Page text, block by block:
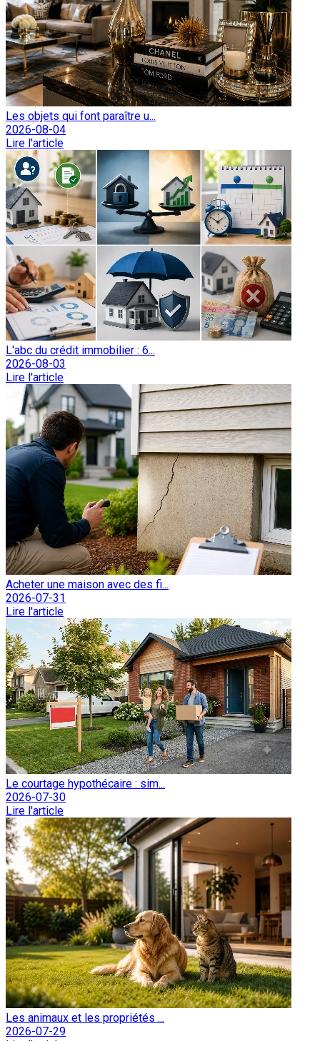
Les objets qui font paraître u...
2026-08-04
Lire l'article
L'abc du crédit immobilier : 6...
2026-08-03
Lire l'article
Acheter une maison avec des fi...
2026-07-31
Lire l'article
Le courtage hypothécaire : sim...
2026-07-30
Lire l'article
Les animaux et les propriétés ...
2026-07-29